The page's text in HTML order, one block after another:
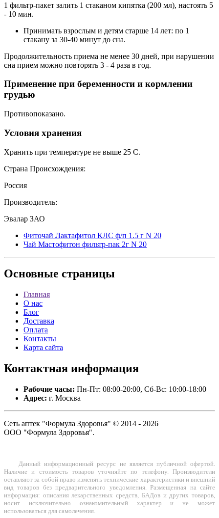
1 фильтр-пакет залить 1 стаканом кипятка (200 мл), настоять 5
- 10 мин.
Принимать взрослым и детям старше 14 лет: по 1
стакану за 30-40 минут до сна.
Продолжительность приема не менее 30 дней, при нарушении
сна прием можно повторять 3 - 4 раза в год.
Применение при беременности и кормлении
грудью
Противопоказано.
Условия хранения
Хранить при температуре не выше 25 С.
Страна Происхождения:
Россия
Производитель:
Эвалар ЗАО
Фиточай Лактафитол КЛС ф/п 1.5 г N 20
Чай Мастофитон фильтр-пак 2г N 20
Основные страницы
Главная
О нас
Блог
Доставка
Оплата
Контакты
Карта сайта
Контактная информация
Рабочие часы: Пн-Пт: 08:00-20:00, Сб-Вс: 10:00-18:00
Адрес: г. Москва
Сеть аптек "Формула Здоровья" © 2014 - 2026
ООО "Формула Здоровья".
Данный информационный ресурс не является публичной офертой.
Наличие и стоимость товаров уточняйте по телефону. Производители
оставляют за собой право изменять технические характеристики и внешний
вид товаров без предварительного уведомления. Размещенная на сайте
информация: описания лекарственных средств, БАДов и других товаров,
носит исключительно ознакомительный характер и не может
использоваться для самолечения.